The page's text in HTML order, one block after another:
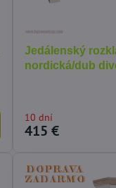
Jedálenský
nordická/dub
10 dní
415 €